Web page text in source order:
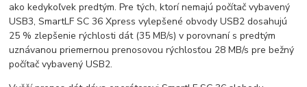
ako kedykoľvek predtým. Pre tých, ktorí nemajú počítač vybavený
USB3, SmartLF SC 36 Xpress vylepšené obvody USB2 dosahujú
25 % zlepšenie rýchlosti dát (35 MB/s) v porovnaní s predtým
uznávanou priemernou prenosovou rýchlosťou 28 MB/s pre bežný
počítač vybavený USB2.